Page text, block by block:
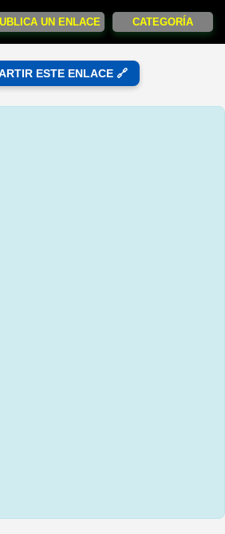
UN ENLACE CATEGORÍA
ESTE ENLACE 🔗